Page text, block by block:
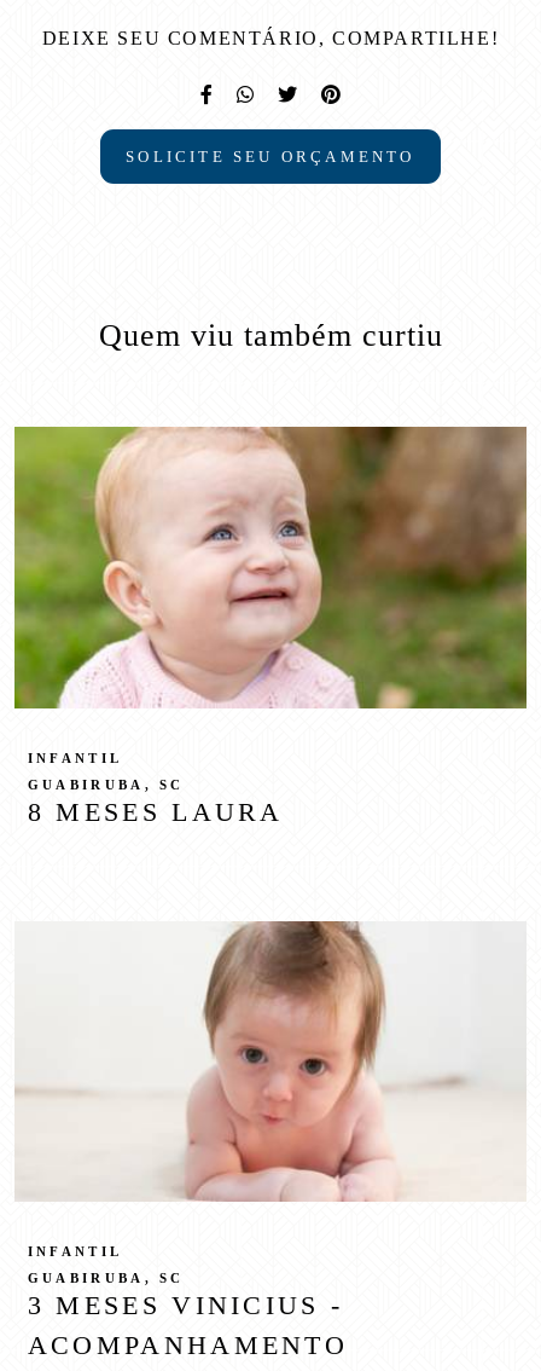
DEIXE SEU COMENTÁRIO, COMPARTILHE!
SOLICITE SEU ORÇAMENTO
Quem viu também curtiu
8 MESES LAURA
INFANTIL
GUABIRUBA, SC
3 MESES VINICIUS -
ACOMPANHAMENTO
INFANTIL
GUABIRUBA, SC